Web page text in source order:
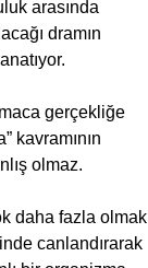
arasında
dramın
gerçekliğe
kavramının
olmaz.
daha fazla olmak
canlandırarak